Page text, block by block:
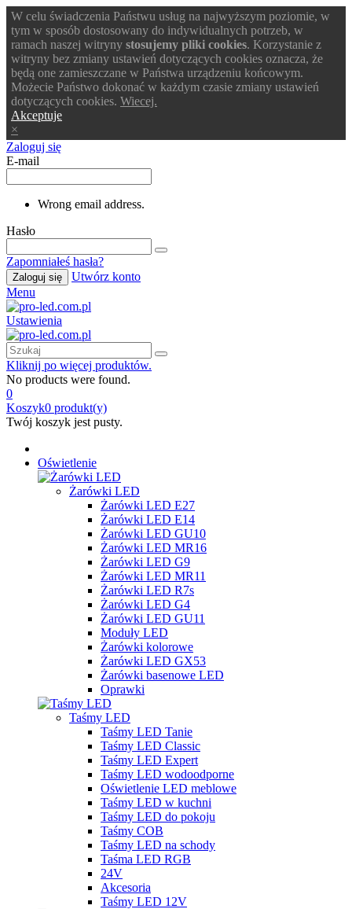
W celu świadczenia Państwu usług na najwyższym poziomie, w
tym w sposób dostosowany do indywidualnych potrzeb, w
ramach naszej witryny stosujemy pliki cookies. Korzystanie z
witryny bez zmiany ustawień dotyczących cookies oznacza, że
będą one zamieszczane w Państwa urządzeniu końcowym.
Możecie Państwo dokonać w każdym czasie zmiany ustawień
dotyczących cookies. Wiecej.
Akceptuje
×
Zaloguj się
E-mail
Wrong email address.
Hasło
Zapomniałeś hasła?
Zaloguj się
Utwórz konto
Menu
Ustawienia
Kliknij po więcej produktów.
No products were found.
0
Koszyk0 produkt(y)
Twój koszyk jest pusty.
Oświetlenie
Żarówki LED
Żarówki LED E27
Żarówki LED E14
Żarówki LED GU10
Żarówki LED MR16
Żarówki LED G9
Żarówki LED MR11
Żarówki LED R7s
Żarówki LED G4
Żarówki LED GU11
Moduły LED
Żarówki kolorowe
Żarówki LED GX53
Żarówki basenowe LED
Oprawki
Taśmy LED
Taśmy LED Tanie
Taśmy LED Classic
Taśmy LED Expert
Taśmy LED wodoodporne
Oświetlenie LED meblowe
Taśmy LED w kuchni
Taśmy LED do pokoju
Taśmy COB
Taśmy LED na schody
Taśma LED RGB
24V
Akcesoria
Taśmy LED 12V